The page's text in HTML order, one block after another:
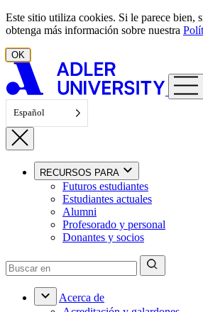
Ir al contenido
Este sitio utiliza cookies. Si le parece bien,
obtenga más información sobre nuestra
OK
Español
RECURSOS PARA
Futuros estudiantes
Estudiantes actuales
Alumni
Profesorado y personal
Donantes y socios
Acerca de